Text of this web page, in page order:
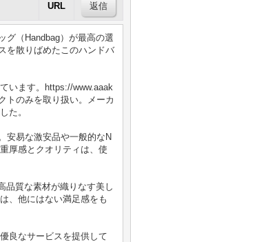
URL
グ（Handbag）が最高の選
を散りばめたこのハンドバ
います。https://www.aaak
トのみを取り扱い。メーカ
た。
安易な激安品や一般的なN
厚感とクオリティは、使
品質な素材が織りなす美し
、他にはない満足感をも
良なサービスを提供して